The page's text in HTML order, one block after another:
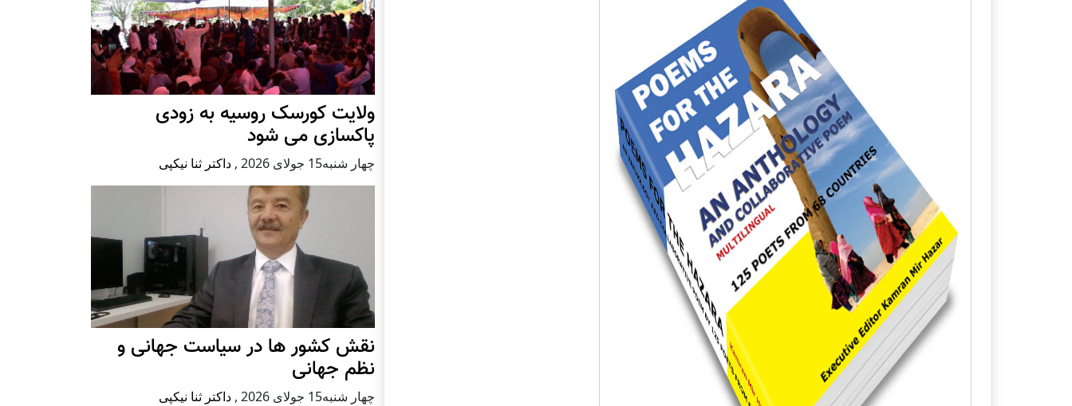
ولایت کورسک روسیه به زودی
پاکسازی می شود
چهار شنبه15 جولای 2026 , داکتر ثنا نیکپی
نقش کشور ها در سیاست جهانی و
نظم جهانی
چهار شنبه15 جولای 2026 , داکتر ثنا نیکپی